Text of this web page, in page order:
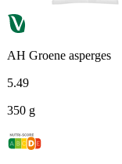
AH Groene asperges
5.49
350 g